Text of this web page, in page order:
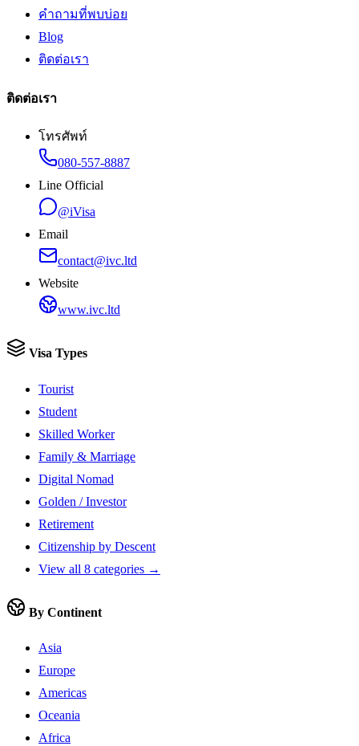
คำถามที่พบบ่อย
Blog
ติดต่อเรา
ติดต่อเรา
โทรศัพท์
080-557-8887
Line Official
@iVisa
Email
contact@ivc.ltd
Website
www.ivc.ltd
Visa Types
Tourist
Student
Skilled Worker
Family & Marriage
Digital Nomad
Golden / Investor
Retirement
Citizenship by Descent
View all 8 categories →
By Continent
Asia
Europe
Americas
Oceania
Africa